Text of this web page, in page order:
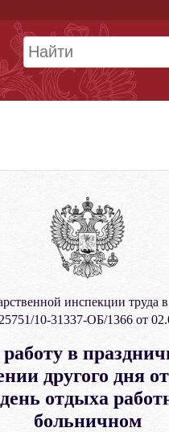
инспекции труда
10-31337-ОБ/1366 от
работу в
другого дня
отдыха
больничном